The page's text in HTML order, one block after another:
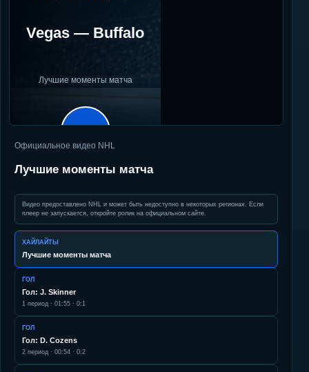
Vegas — Buffalo
Лучшие моменты матча
▶
Официальное видео NHL
Лучшие моменты матча
Видео предоставлено NHL и может быть недоступно в некоторых регионах. Если
плеер не запускается, откройте ролик на официальном сайте.
ХАЙЛАЙТЫ
Лучшие моменты матча
ГОЛ
Гол: J. Skinner
1 период · 01:55 · 0:1
ГОЛ
Гол: D. Cozens
2 период · 00:54 · 0:2